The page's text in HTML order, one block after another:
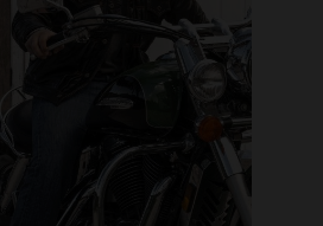
TALLAS DISPONIBLES
2XL